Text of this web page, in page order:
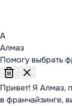
А
Алмаз
Помогу выбрать
Привет! Я Алмаз,
в франчайзинге,